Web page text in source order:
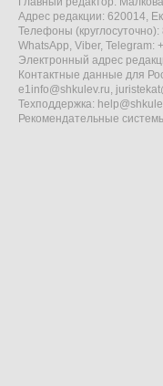
Адрес редакции: 620014,
Телефоны
WhatsApp, Viber, Telegram:
Электронный адрес
Контактные данные для
e1info@shkulev.ru,
Техподдержка:
Рекомендательные